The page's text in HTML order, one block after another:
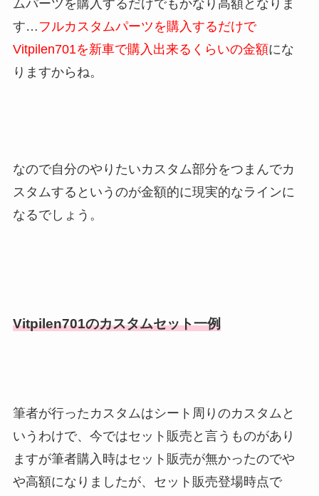
ムパーツを購入するだけでもかなり高額となりま
す… フルカスタムパーツを購入するだけで
Vitpilen701を新車で購入出来るくらいの金額にな
りますからね。
なので自分のやりたいカスタム部分をつまんでカ
スタムするというのが金額的に現実的なラインに
なるでしょう。
Vitpilen701のカスタムセット一例
筆者が行ったカスタムはシート周りのカスタムと
いうわけで、今ではセット販売と言うものがあり
ますが筆者購入時はセット販売が無かったのでや
や高額になりましたが、セット販売登場時点で